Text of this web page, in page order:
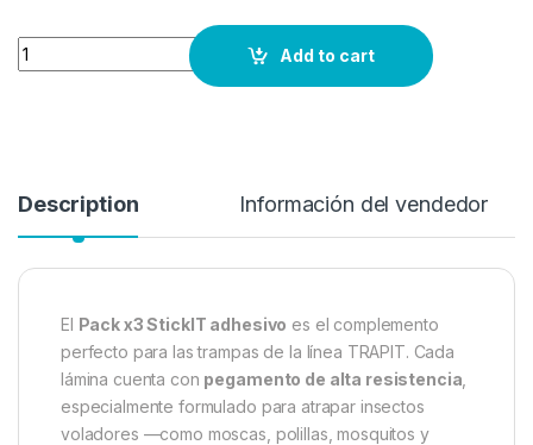
Quantity
Add to cart
Description Información del vendedor
El Pack x3 StickIT adhesivo es el complemento
perfecto para las trampas de la línea TRAPIT. Cada
lámina cuenta con pegamento de alta resistencia
especialmente formulado para atrapar insectos
voladores —como moscas, polillas, mosquitos y